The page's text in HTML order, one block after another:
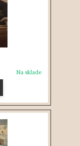
Na sklade